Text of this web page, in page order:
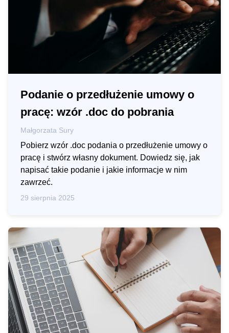
Podanie o przedłużenie umowy o
pracę: wzór .doc do pobrania
Małgorzata Sury
Pobierz wzór .doc podania o przedłużenie umowy o
pracę i stwórz własny dokument. Dowiedz się, jak
napisać takie podanie i jakie informacje w nim
zawrzeć.
29 sierpnia 2025